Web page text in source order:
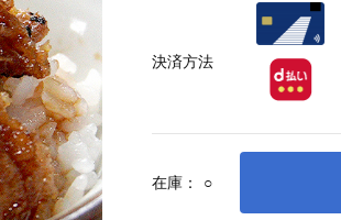
在庫： ○
決済方法